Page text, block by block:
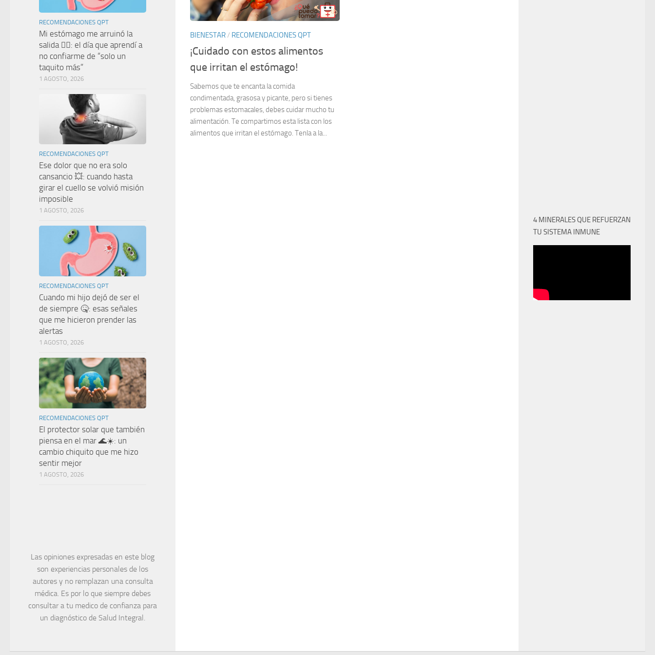
BIENESTAR / RECOMENDACIONES QPT
¡Cuidado con estos alimentos
que irritan el estómago!
Sabemos que te encanta la comida
condimentada, grasosa y picante, pero si tienes
problemas estomacales, debes cuidar mucho tu
alimentación. Te compartimos esta lista con los
alimentos que irritan el estómago. Tenla a la...
RECOMENDACIONES QPT
Mi estómago me arruinó la
salida 🤦‍♀️: el día que aprendí a
no confiarme de “solo un
taquito más”
1 AGOSTO, 2026
RECOMENDACIONES QPT
Ese dolor que no era solo
cansancio 💥: cuando hasta
girar el cuello se volvió misión
imposible
1 AGOSTO, 2026
RECOMENDACIONES QPT
Cuando mi hijo dejó de ser el
de siempre 🤒: esas señales
que me hicieron prender las
alertas
1 AGOSTO, 2026
RECOMENDACIONES QPT
El protector solar que también
piensa en el mar 🌊☀️: un
cambio chiquito que me hizo
sentir mejor
1 AGOSTO, 2026
Las opiniones expresadas en este blog
son experiencias personales de los
autores y no remplazan una consulta
médica. Es por lo que siempre debes
consultar a tu medico de confianza para
un diagnóstico de Salud Integral.
4 MINERALES QUE REFUERZAN
TU SISTEMA INMUNE